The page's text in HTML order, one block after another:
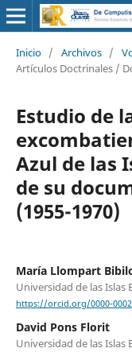
Inicio / Archivos /
Artículos Doctrinales /
Estudio de
Azul de las
de su
(1955-1970)
María Llompart
Universidad de las Islas
https://orcid.org/0000-
David Pons Florit
Universidad de las Islas